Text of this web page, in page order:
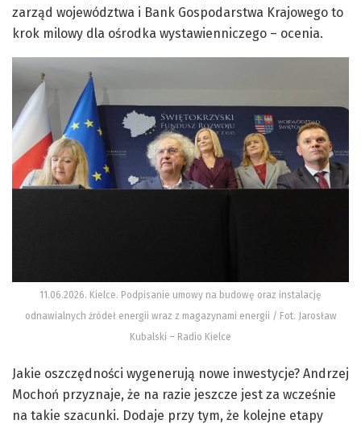
zarząd województwa i Bank Gospodarstwa Krajowego to
krok milowy dla ośrodka wystawienniczego – ocenia.
11.06.2026. Kielce. Podpisanie umowy na budowę oraz instalację
odnawialnych źródeł energii wraz z magazynami energii / Fot. Jarosław
Kubalski – Radio Kielce
Jakie oszczędności wygenerują nowe inwestycje? Andrzej
Mochoń przyznaje, że na razie jeszcze jest za wcześnie
na takie szacunki. Dodaje przy tym, że kolejne etapy